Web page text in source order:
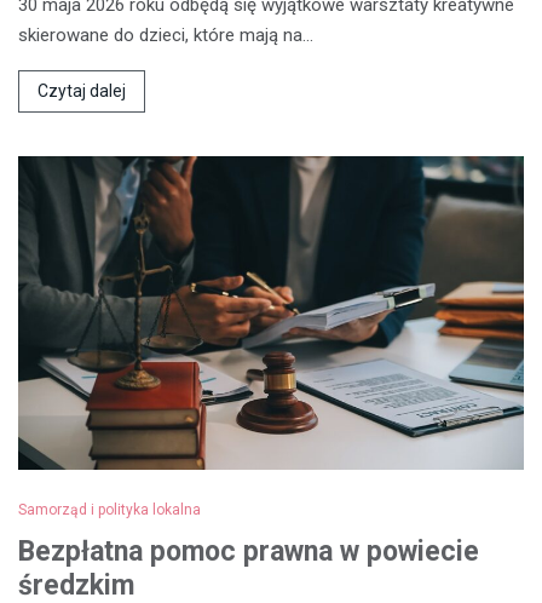
30 maja 2026 roku odbędą się wyjątkowe warsztaty kreatywne
skierowane do dzieci, które mają na…
Czytaj dalej
Samorząd i polityka lokalna
Bezpłatna pomoc prawna w powiecie
średzkim